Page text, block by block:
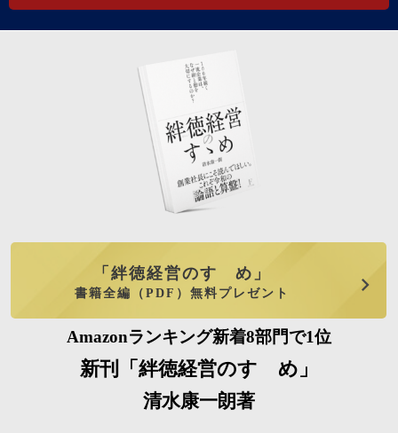
「絆徳経営のすゝめ」
書籍全編（PDF）無料プレゼント
Amazonランキング新着8部門で1位
新刊「絆徳経営のすゝめ」
清水康一朗著